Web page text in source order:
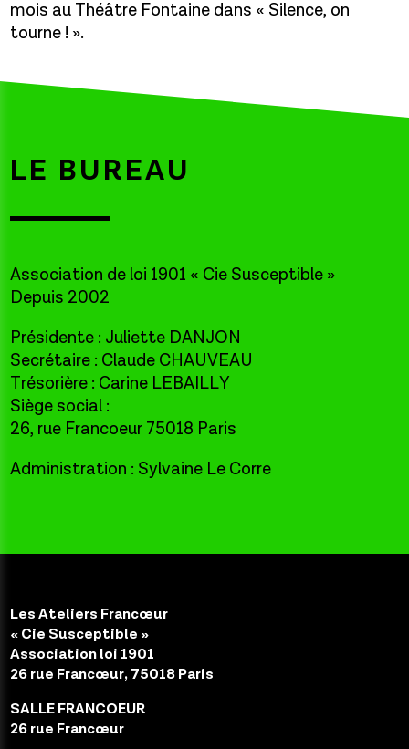
mois au Théâtre Fontaine dans « Silence, on
tourne ! ».
LE BUREAU
Association de loi 1901 « Cie Susceptible »
Depuis 2002
Présidente : Juliette DANJON
Secrétaire : Claude CHAUVEAU
Trésorière : Carine LEBAILLY
Siège social :
26, rue Francoeur 75018 Paris
Administration : Sylvaine Le Corre
Les Ateliers Francœur
« Cie Susceptible »
Association loi 1901
26 rue Francœur, 75018 Paris
SALLE FRANCOEUR
26 rue Francœur